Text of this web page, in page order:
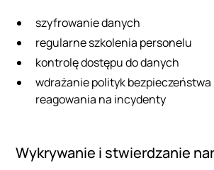
szyfrowanie danych
regularne szkolenia personelu
kontrolę dostępu do danych
wdrażanie polityk
reagowania na incydenty
Wykrywanie i stwierdzanie